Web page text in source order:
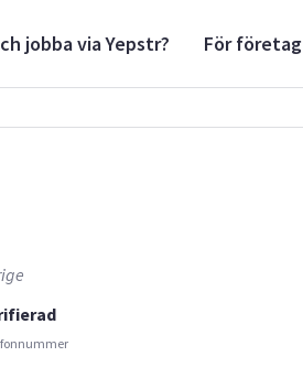
jobba via Yepstr? För företag